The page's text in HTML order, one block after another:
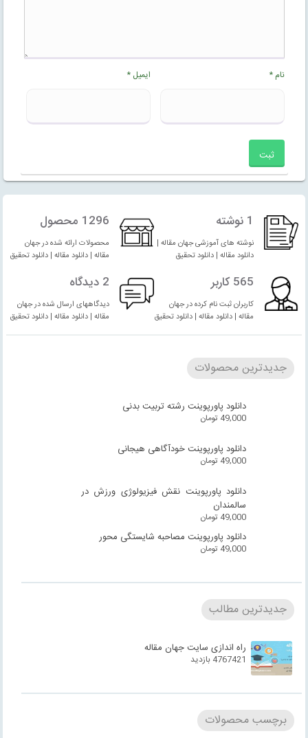
نام* ایمیل*
1 نوشته
نوشته های آموزشی جهان مقاله |
دانلود مقاله | دانلود تحقیق
1296 محصول
محصولات ارائه شده در جهان
مقاله | دانلود مقاله | دانلود تحقیق
565 کاربر
کاربران ثبت نام کرده در جهان
مقاله | دانلود مقاله | دانلود تحقیق
2 دیدگاه
دیدگاههای ارسال شده در جهان
مقاله | دانلود مقاله | دانلود تحقیق
جدیدترین محصولات
دانلود پاورپوینت رشته تربیت بدنی
49,000 تومان
دانلود پاورپوینت خودآگاهی هیجانی
49,000 تومان
دانلود پاورپوینت نقش فیزیولوژی ورزش در
سالمندان
49,000 تومان
دانلود پاورپوینت مصاحبه شایستگی محور
49,000 تومان
جدیدترین مطالب
راه اندازی سایت جهان مقاله
4767421 بازدید
برچسب محصولات